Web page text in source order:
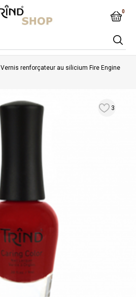
0
Vernis renforçateur au silicium Fire Engine
3